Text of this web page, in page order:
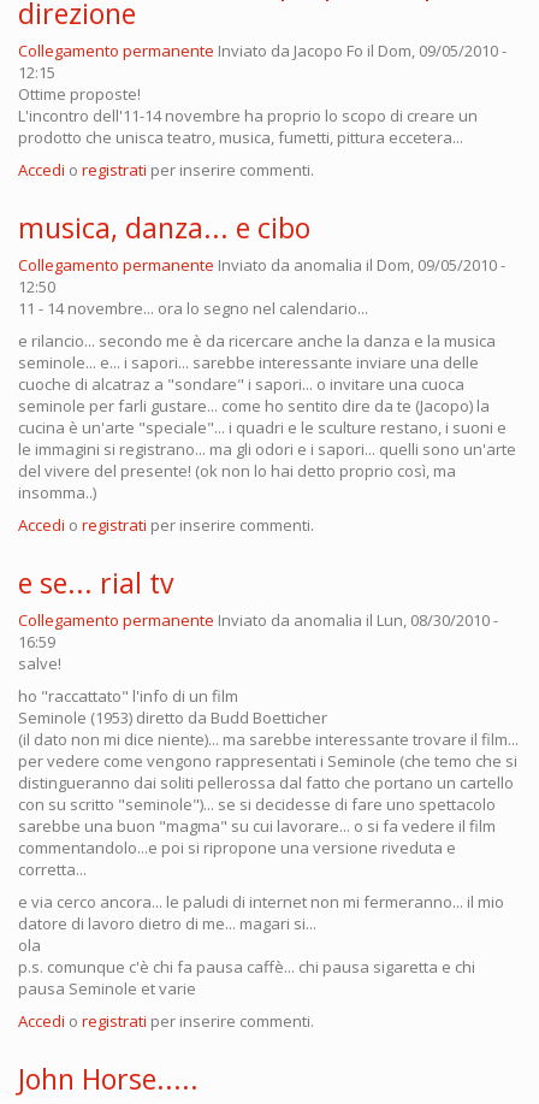
direzione
Collegamento permanente Inviato da Jacopo Fo il Dom, 09/05/2010 -
12:15
Ottime proposte!
L'incontro dell'11-14 novembre ha proprio lo scopo di creare un
prodotto che unisca teatro, musica, fumetti, pittura eccetera...
Accedi o registrati per inserire commenti.
musica, danza... e cibo
Collegamento permanente Inviato da anomalia il Dom, 09/05/2010 -
12:50
11 - 14 novembre... ora lo segno nel calendario...
e rilancio... secondo me è da ricercare anche la danza e la musica
seminole... e... i sapori... sarebbe interessante inviare una delle
cuoche di alcatraz a "sondare" i sapori... o invitare una cuoca
seminole per farli gustare... come ho sentito dire da te (Jacopo) la
cucina è un'arte "speciale"... i quadri e le sculture restano, i suoni e
le immagini si registrano... ma gli odori e i sapori... quelli sono un'arte
del vivere del presente! (ok non lo hai detto proprio così, ma
insomma..)
Accedi o registrati per inserire commenti.
e se... rial tv
Collegamento permanente Inviato da anomalia il Lun, 08/30/2010 -
16:59
salve!
ho "raccattato" l'info di un film
Seminole (1953) diretto da Budd Boetticher
(il dato non mi dice niente)... ma sarebbe interessante trovare il film...
per vedere come vengono rappresentati i Seminole (che temo che si
distingueranno dai soliti pellerossa dal fatto che portano un cartello
con su scritto "seminole")... se si decidesse di fare uno spettacolo
sarebbe una buon "magma" su cui lavorare... o si fa vedere il film
commentandolo...e poi si ripropone una versione riveduta e
corretta...
e via cerco ancora... le paludi di internet non mi fermeranno... il mio
datore di lavoro dietro di me... magari si...
ola
p.s. comunque c'è chi fa pausa caffè... chi pausa sigaretta e chi
pausa Seminole et varie
Accedi o registrati per inserire commenti.
John Horse.....